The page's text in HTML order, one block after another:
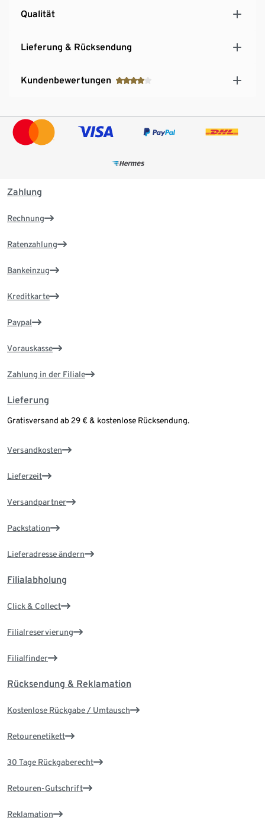
Qualität
Lieferung & Rücksendung
Kundenbewertungen
Zahlung
Rechnung
Ratenzahlung
Bankeinzug
Kreditkarte
Paypal
Vorauskasse
Zahlung in der Filiale
Lieferung
Gratisversand ab 29 € & kostenlose Rücksendung.
Versandkosten
Lieferzeit
Versandpartner
Packstation
Lieferadresse ändern
Filialabholung
Click & Collect
Filialreservierung
Filialfinder
Rücksendung & Reklamation
Kostenlose Rückgabe / Umtausch
Retourenetikett
30 Tage Rückgaberecht
Retouren-Gutschrift
Reklamation